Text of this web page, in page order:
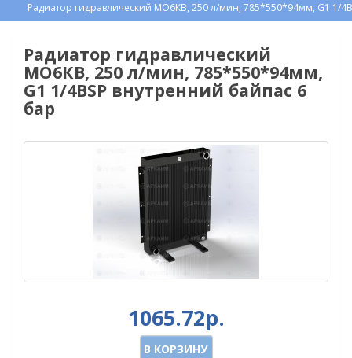
Радиатор гидравлический МО6КВ, 250 л/мин, 785*550*94мм, G1 1/
Радиатор гидравлический
МО6КВ, 250 л/мин, 785*550*94мм,
G1 1/4BSP внутренний байпас 6
бар
1065.72р.
В КОРЗИНУ